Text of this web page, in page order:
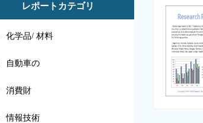
レポートカテゴリ
化学品/ 材料
自動車の
消費財
情報技術